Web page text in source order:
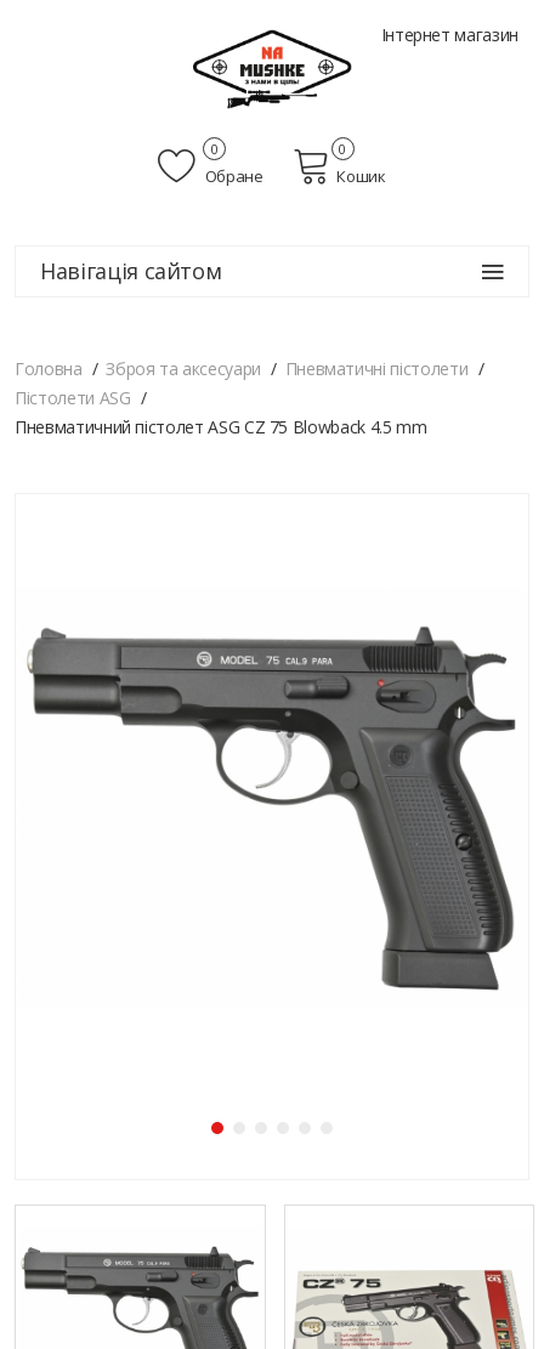
Інтернет магазин
Обране
0
Кошик
0
Навігація сайтом
Головна Зброя та аксесуари
Пневматичні пістолети
Пістолети ASG
Пневматичний пістолет ASG CZ 75 Blowback 4.5 mm